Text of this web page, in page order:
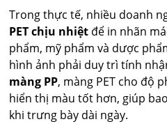
Trong thực tế, nhiều doanh
PET chịu nhiệt để in nhãn
phẩm, mỹ phẩm và dược
hình ảnh phải duy trì tính
màng PP, màng PET cho độ
hiển thị màu tốt hơn, giúp
khi trưng bày dài ngày.